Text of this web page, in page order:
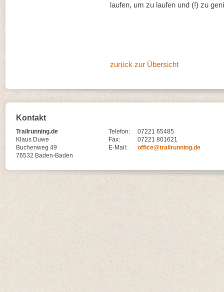
laufen, um zu laufen und (!) zu
zurück zur Übersicht
Kontakt
Trailrunning.de
Klaus Duwe
Buchenweg 49
76532 Baden-Baden
Telefon:
07221 65485
Fax:
07221 801621
E-Mail:
office@trailrunning.de